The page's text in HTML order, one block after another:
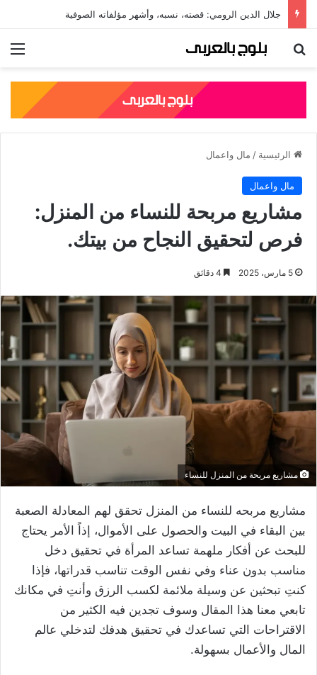
جلال الدين الرومي: قصته، نسبه، وأشهر مؤلفاته الصوفية
بحث عن
الرئيسية / مال واعمال
مال واعمال
مشاريع مربحة للنساء من المنزل:
فرص لتحقيق النجاح من بيتك.
5 مارس، 2025
مشاريع مربحة من المنزل للنساء
مشاريع مربحه للنساء من المنزل تحقق لهم المعادلة الصعبة
بين البقاء في البيت والحصول على الأموال، إذاً الأمر يحتاج
للبحث عن أفكار ملهمة تساعد المرأة في تحقيق دخل
مناسب بدون عناء وفي نفس الوقت تناسب قدراتها، فإذا
كنتِ تبحثين عن وسيلة ملائمة لكسب الرزق وأنتِ في مكانك
تابعي معنا هذا المقال وسوف تجدين فيه الكثير من
الاقتراحات التي تساعدك في تحقيق هدفك لتدخلي عالم
المال والأعمال بسهولة.